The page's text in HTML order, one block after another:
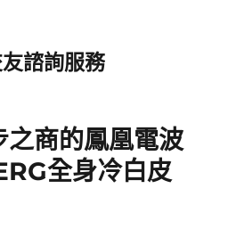
諮詢服務
之商的鳳凰電波
全身冷白皮